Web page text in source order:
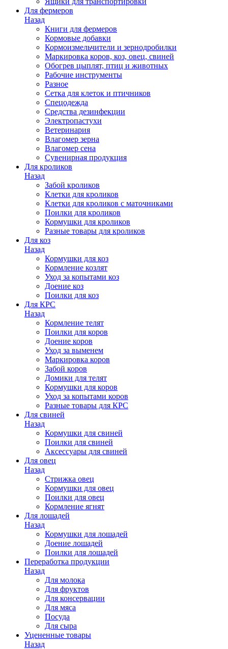
Для фермеров
Назад
Книги для фермеров
Кормовые добавки
Кормоизмельчители и зернодробилки
Маркировка коров, коз, овец, свиней
Обогрев цыплят, птиц и животных
Рабочие инструменты
Разное
Сетка для клеток и птичников
Спецодежда
Средства дезинфекции
Электропастухи
Ветеринария
Влагомер зерна
Влагомер сена
Сувенирная продукция
Для кроликов
Назад
Забой кроликов
Клетки для кроликов
Клетки для кроликов с маточниками
Поилки для кроликов
Кормушки для кроликов
Разные товары для кроликов
Для коз
Назад
Кормушки для коз
Кормление козлят
Уход за копытами коз
Доение коз
Поилки для коз
Для КРС
Назад
Кормление телят
Поилки для коров
Доение коров
Уход за выменем
Маркировка коров
Забой коров
Домики для телят
Кормушки для коров
Уход за копытами коров
Разные товары для КРС
Для свиней
Назад
Кормушки для свиней
Поилки для свиней
Аксессуары для свиней
Для овец
Назад
Стрижка овец
Кормушки для овец
Поилки для овец
Кормление ягнят
Для лошадей
Назад
Кормушки для лошадей
Доение лошадей
Поилки для лошадей
Переработка продукции
Назад
Для молока
Для фруктов
Для консервации
Для мяса
Посуда
Для сыра
Уцененные товары
Назад